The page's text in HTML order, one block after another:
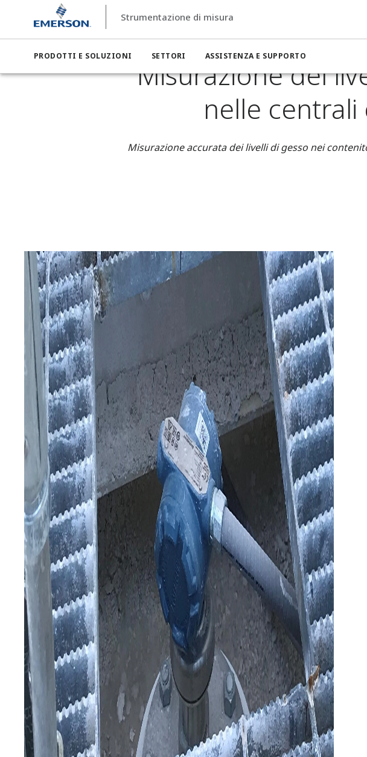
Strumentazione di misura
PRODOTTI E SOLUZIONI SETTORI ASSISTENZA E SUPPORTO
Strumentazione di misura
Misurazione del
nelle
Misurazione accurata dei livelli di gesso nei